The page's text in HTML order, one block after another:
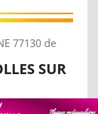
77130 de
SUR